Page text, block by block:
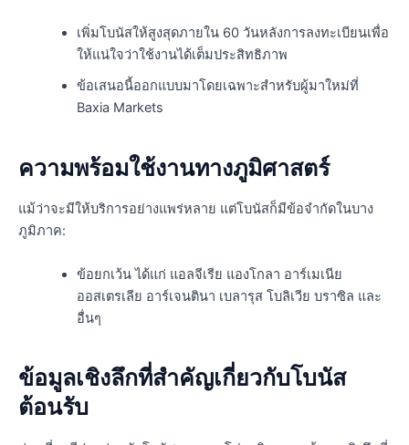
เพิ่มโบนัสให้สูงสุดภายใน 60 วันหลังการลงทะเบียนเพื่อ
ให้แน่ใจว่าใช้งานได้เต็มประสิทธิภาพ
ข้อเสนอนี้ออกแบบมาโดยเฉพาะสำหรับผู้มาใหม่ที่
Baxia Markets
ความพร้อมใช้งานทางภูมิศาสตร์
แม้ว่าจะมีให้บริการอย่างแพร่หลาย แต่โบนัสก็มีข้อจำกัดในบาง
ภูมิภาค:
ข้อยกเว้น ได้แก่ แอลจีเรีย แองโกลา อาร์เมเนีย
ออสเตรเลีย อาร์เจนตินา เบลารุส โบลิเวีย บราซิล และ
อื่นๆ
ข้อมูลเชิงลึกที่สำคัญเกี่ยวกับโบนัส
ต้อนรับ